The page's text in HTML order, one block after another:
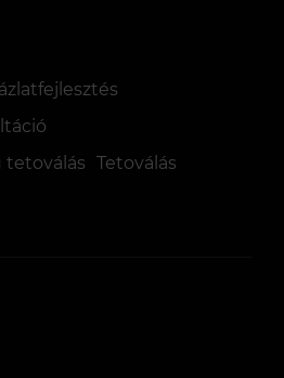
tetoválás Tetoválás